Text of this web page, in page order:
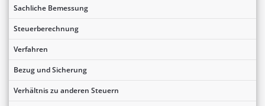
Sachliche Bemessung
Steuerberechnung
Verfahren
Bezug und Sicherung
Verhältnis zu anderen Steuern